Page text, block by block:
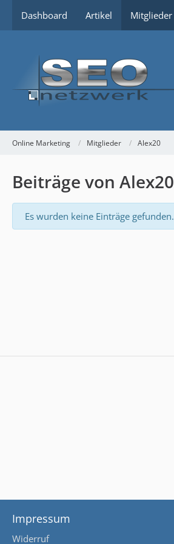
Dashboard Artikel Mitglieder
Online Marketing Mitglieder Alex20
Beiträge von Alex20
Es wurden keine Einträge gefunden.
Impressum
Widerruf